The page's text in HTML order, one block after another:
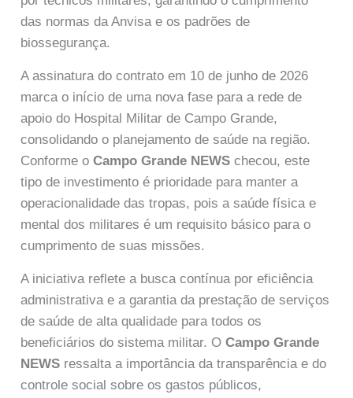
das normas da Anvisa e os padrões de
biossegurança.
A assinatura do contrato em 10 de junho de 2026
marca o início de uma nova fase para a rede de
apoio do Hospital Militar de Campo Grande,
consolidando o planejamento de saúde na região.
Conforme oCampo Grande NEWS checou, este
tipo de investimento é prioridade para manter a
operacionalidade das tropas, pois a saúde física e
mental dos militares é um requisito básico para o
cumprimento de suas missões.
A iniciativa reflete a busca contínua por eficiência
administrativa e a garantia da prestação de serviços
de saúde de alta qualidade para todos os
beneficiários do sistema militar. OCampo Grande
NEWS ressalta a importância da transparência e do
controle social sobre os gastos públicos,